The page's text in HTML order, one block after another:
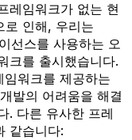
레임워크가 없는 현
로 인해, 우리는
선스를 사용하는 오
크를 출시했습니다.
워크를 제공하는
발의 어려움을 해결
. 다른 유사한 프레
같습니다: